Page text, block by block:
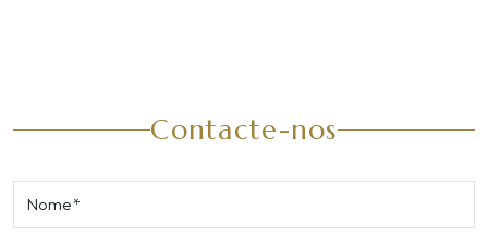
Contacte-nos
Nome*